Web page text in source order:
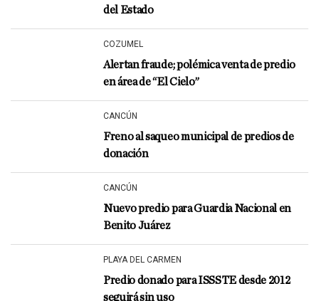
del Estado
COZUMEL
Alertan fraude; polémica venta de predio
en área de “El Cielo”
CANCÚN
Freno al saqueo municipal de predios de
donación
CANCÚN
Nuevo predio para Guardia Nacional en
Benito Juárez
PLAYA DEL CARMEN
Predio donado para ISSSTE desde 2012
seguirá sin uso